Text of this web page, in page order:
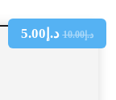
د.إ10.00 د.إ 5.00